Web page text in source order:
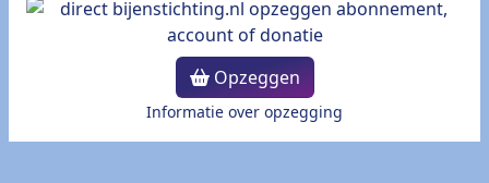
Opzeggen
Informatie over opzegging